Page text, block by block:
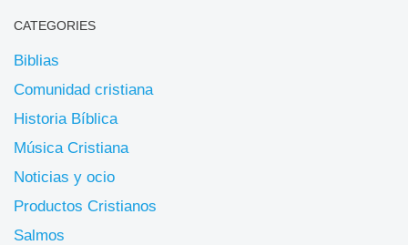
CATEGORIES
Biblias
Comunidad cristiana
Historia Bíblica
Música Cristiana
Noticias y ocio
Productos Cristianos
Salmos